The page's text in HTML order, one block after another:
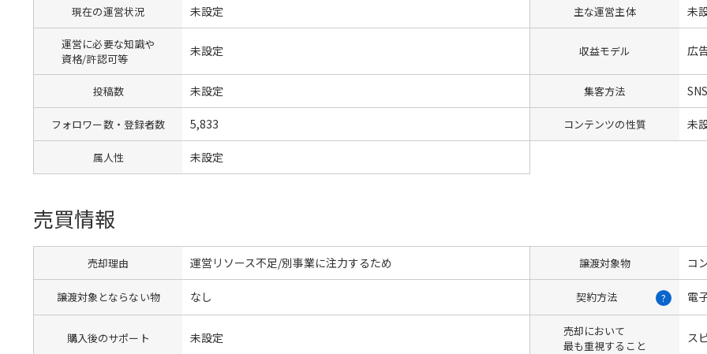
現在の運営状況 未設定 主な運営主体 未
運営に必要な知識や
資格/許認可等
未設定 収益モデル 広
投稿数 未設定 集客方法 SNS
フォロワー数・登録者数 5,833 コンテンツの性質 未
属人性 未設定
売買情報
売却理由 運営リソース不足/別事業に注力するため 譲渡対象物 コ
譲渡対象とならない物 なし 契約方法 ? 電
購入後のサポート 未設定
売却において
最も重視すること
ス